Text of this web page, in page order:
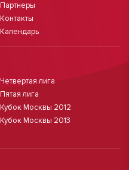
Партнеры
Контакты
Календарь
Четвертая лига
Пятая лига
Кубок Москвы 2012
Кубок Москвы 2013